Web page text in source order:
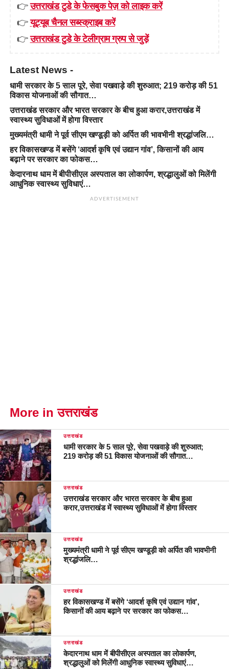
👉उत्तराखंड टुडे के फेसबुक पेज़ को लाइक करें
👉यूट्यूब चैनल सब्स्क्राइब करें
👉उत्तराखंड टुडे के टेलीग्राम ग्रुप से जुड़ें
Latest News -
धामी सरकार के 5 साल पूरे, सेवा पखवाड़े की शुरुआत; 219 करोड़ की 51
विकास योजनाओं की सौगात…
उत्तराखंड सरकार और भारत सरकार के बीच हुआ करार,उत्तराखंड में
स्वास्थ्य सुविधाओं में होगा विस्तार
मुख्यमंत्री धामी ने पूर्व सीएम खण्डूड़ी को अर्पित की भावभीनी श्रद्धांजलि…
हर विकासखण्ड में बसेंगे ‘आदर्श कृषि एवं उद्यान गांव’, किसानों की आय
बढ़ाने पर सरकार का फोकस…
केदारनाथ धाम में बीपीसीएल अस्पताल का लोकार्पण, श्रद्धालुओं को मिलेंगी
आधुनिक स्वास्थ्य सुविधाएं…
ADVERTISEMENT
More in उत्तराखंड
उत्तराखंड
धामी सरकार के 5 साल पूरे, सेवा पखवाड़े की शुरुआत;
219 करोड़ की 51 विकास योजनाओं की सौगात…
उत्तराखंड
उत्तराखंड सरकार और भारत सरकार के बीच हुआ
करार,उत्तराखंड में स्वास्थ्य सुविधाओं में होगा विस्तार
उत्तराखंड
मुख्यमंत्री धामी ने पूर्व सीएम खण्डूड़ी को अर्पित की भावभीनी
श्रद्धांजलि…
उत्तराखंड
हर विकासखण्ड में बसेंगे ‘आदर्श कृषि एवं उद्यान गांव’,
किसानों की आय बढ़ाने पर सरकार का फोकस…
उत्तराखंड
केदारनाथ धाम में बीपीसीएल अस्पताल का लोकार्पण,
श्रद्धालुओं को मिलेंगी आधुनिक स्वास्थ्य सुविधाएं…